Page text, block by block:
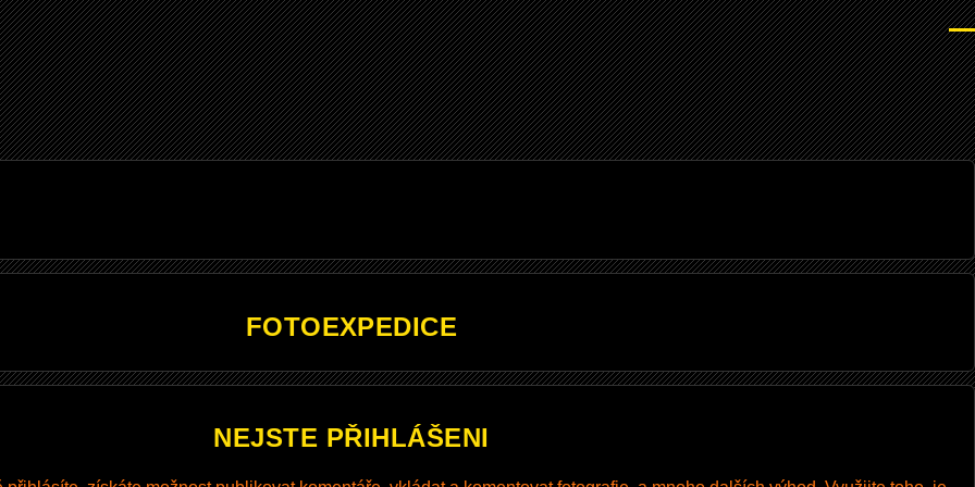
FOTOEXPEDICE
NEJSTE PŘIHLÁŠENI